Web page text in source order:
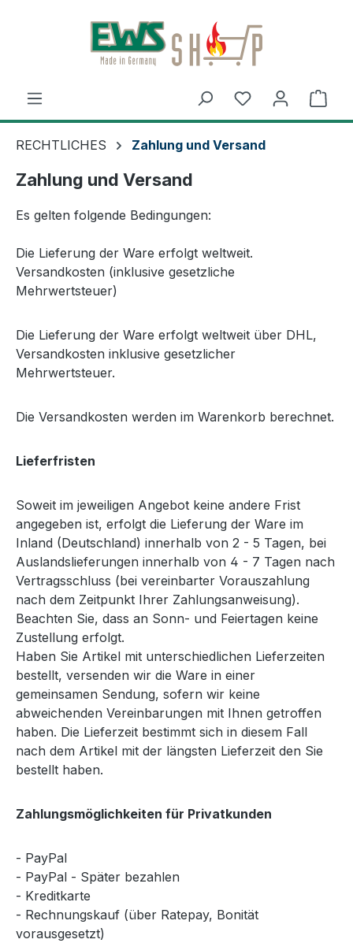
Zum Hauptinhalt springen
Du hast 0
RECHTLICHES Zahlung und Versand
Zahlung und Versand
Es gelten folgende Bedingungen:
Die Lieferung der Ware erfolgt weltweit.
Versandkosten (inklusive gesetzliche
Mehrwertsteuer)
Die Lieferung der Ware erfolgt weltweit über DHL,
Versandkosten inklusive gesetzlicher
Mehrwertsteuer.
Die Versandkosten werden im Warenkorb berechnet.
Lieferfristen
Soweit im jeweiligen Angebot keine andere Frist
angegeben ist, erfolgt die Lieferung der Ware im
Inland (Deutschland) innerhalb von 2 - 5 Tagen, bei
Auslandslieferungen innerhalb von 4 - 7 Tagen nach
Vertragsschluss (bei vereinbarter Vorauszahlung
nach dem Zeitpunkt Ihrer Zahlungsanweisung).
Beachten Sie, dass an Sonn- und Feiertagen keine
Zustellung erfolgt.
Haben Sie Artikel mit unterschiedlichen Lieferzeiten
bestellt, versenden wir die Ware in einer
gemeinsamen Sendung, sofern wir keine
abweichenden Vereinbarungen mit Ihnen getroffen
haben. Die Lieferzeit bestimmt sich in diesem Fall
nach dem Artikel mit der längsten Lieferzeit den Sie
bestellt haben.
Zahlungsmöglichkeiten für Privatkunden
- PayPal
- PayPal - Später bezahlen
- Kreditkarte
- Rechnungskauf (über Ratepay, Bonität
vorausgesetzt)